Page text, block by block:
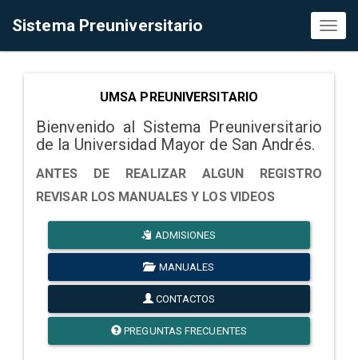
Sistema Preuniversitario
UMSA PREUNIVERSITARIO
Bienvenido al Sistema Preuniversitario
de la Universidad Mayor de San Andrés.
ANTES DE REALIZAR ALGUN REGISTRO
REVISAR LOS MANUALES Y LOS VIDEOS
ADMISIONES
MANUALES
CONTACTOS
PREGUNTAS FRECUENTES